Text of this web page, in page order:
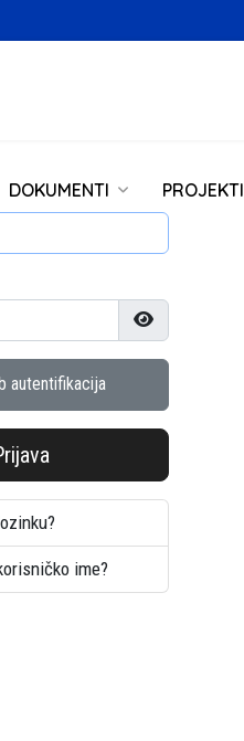
DOKUMENTI PROJEKTI
Prikaži lozinku
autentifikacija
ime?